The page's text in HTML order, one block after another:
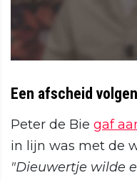
Een afscheid
Peter de Bie gaf
in lijn was met de
"Dieuwertje wilde